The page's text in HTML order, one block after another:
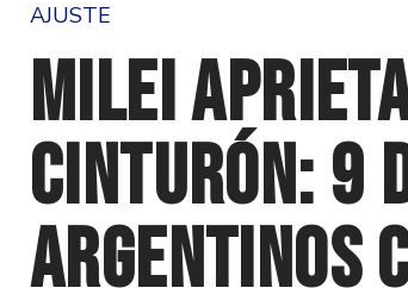
AJUSTE
Milei
cinturón: 9
argentinos